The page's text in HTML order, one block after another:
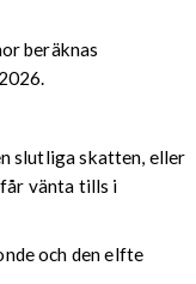
beräknas
slutliga skatten, eller
vänta tills i
och den elfte